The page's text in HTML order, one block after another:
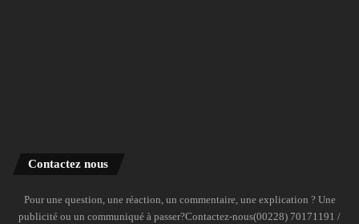
Contactez nous
Pour une question, une réaction, un commentaire, une explication ? Une
publicité ou un communiqué à passer?Contactez-nous(00228) 70171191 /